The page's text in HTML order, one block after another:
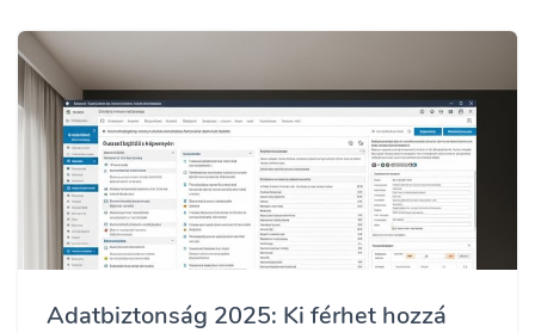
Adatbiztonság 2025: Ki férhet hozzá